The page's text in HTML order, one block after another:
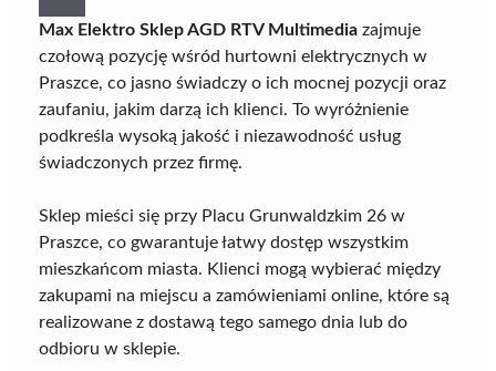
Max Elektro Sklep AGD RTV Multimedia zajmuje
czołową pozycję wśród hurtowni elektrycznych w
Praszce, co jasno świadczy o ich mocnej pozycji oraz
zaufaniu, jakim darzą ich klienci. To wyróżnienie
podkreśla wysoką jakość i niezawodność usług
świadczonych przez firmę.
Sklep mieści się przy Placu Grunwaldzkim 26 w
Praszce, co gwarantuje łatwy dostęp wszystkim
mieszkańcom miasta. Klienci mogą wybierać między
zakupami na miejscu a zamówieniami online, które są
realizowane z dostawą tego samego dnia lub do
odbioru w sklepie.